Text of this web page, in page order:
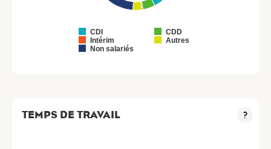
CDI
CDD
Intérim
Autres
Non salariés
TEMPS DE TRAVAIL ?